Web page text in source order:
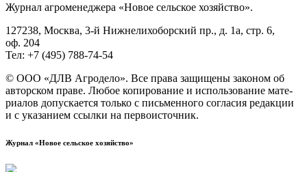
Жур­нал агро­ме­не­дже­ра «Новое сель­ское хозяйство».
127238, Москва, 3‑й Ниж­не­ли­хо­бор­ский пр., д. 1а, стр. 6,
оф. 204
Тел: +7 (495) 788‑74‑54
© ООО «ДЛВ Агро­де­ло». Все пра­ва защи­ще­ны зако­ном об
автор­ском пра­ве. Любое копи­ро­ва­ние и исполь­зо­ва­ние мате­
ри­а­лов допус­ка­ет­ся толь­ко с пись­мен­но­го согла­сия редак­ции
и с ука­за­ни­ем ссыл­ки на первоисточник.
Журнал «Новое сельское хозяйство»